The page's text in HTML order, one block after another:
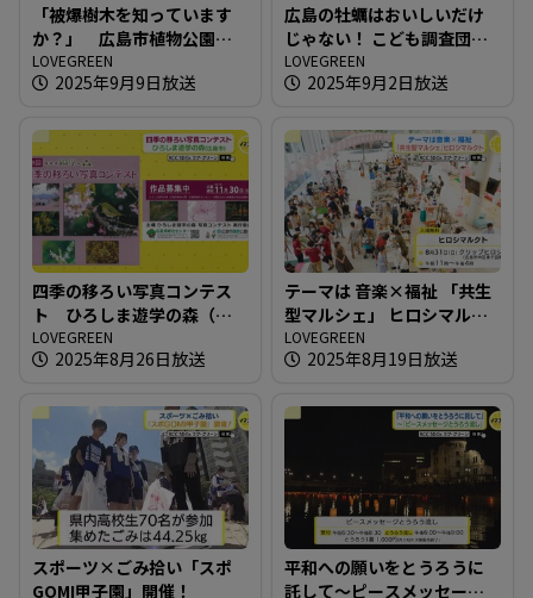
「被爆樹木を知っています
か？」 広島市植物公園の
被爆80年特別企画展
LOVEGREEN
2025年9月9日放送
広島の牡蠣はおいしいだけ
じゃない！ こども調査団が
江田島へ！
LOVEGREEN
2025年9月2日放送
四季の移ろい写真コンテス
ト ひろしま遊学の森（広
島市）
LOVEGREEN
2025年8月26日放送
テーマは 音楽×福祉 「共生
型マルシェ」 ヒロシマルク
ト
LOVEGREEN
2025年8月19日放送
スポーツ×ごみ拾い「スポ
GOMI甲子園」開催！
平和への願いをとうろうに
託して～ピースメッセージ